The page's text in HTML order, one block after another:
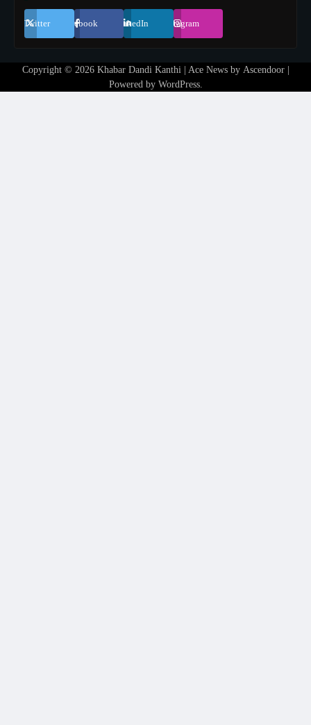
Twitter Facebook LinkedIn Instagram
Copyright © 2026 Khabar Dandi Kanthi | Ace News by Ascendoor|
Powered by WordPress.